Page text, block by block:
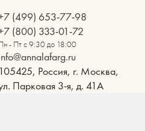
(499) 653-77-98
(800) 333-01-72
- Пт с 9:30 до 18:00
105425, Россия, г. Москва,
Парковая 3-я, д. 41А